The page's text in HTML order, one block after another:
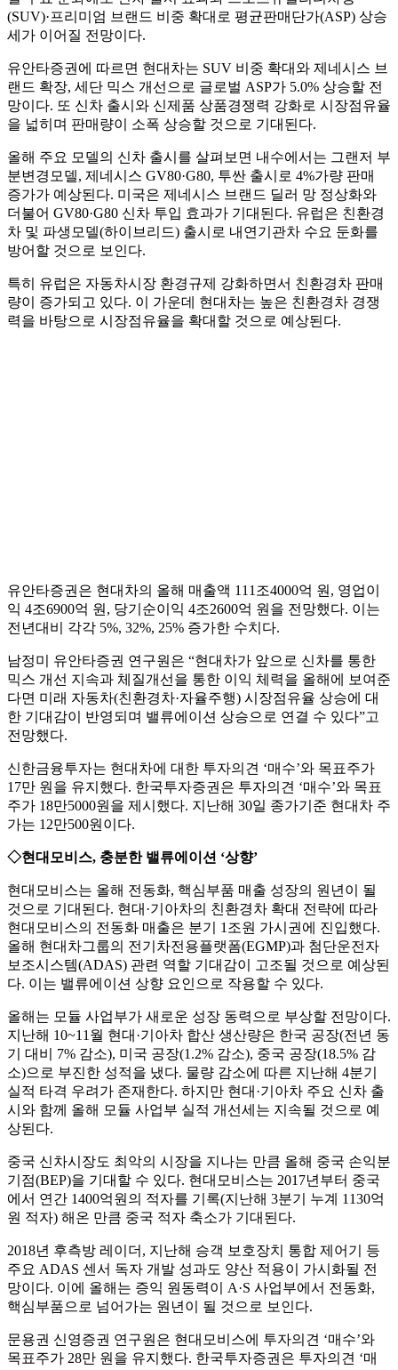
(SUV)·프리미엄 브랜드 비중 확대로 평균판매단가(ASP) 상승
세가 이어질 전망이다.
유안타증권에 따르면 현대차는 SUV 비중 확대와 제네시스 브
랜드 확장, 세단 믹스 개선으로 글로벌 ASP가 5.0% 상승할 전
망이다. 또 신차 출시와 신제품 상품경쟁력 강화로 시장점유율
을 넓히며 판매량이 소폭 상승할 것으로 기대된다.
올해 주요 모델의 신차 출시를 살펴보면 내수에서는 그랜저 부
분변경모델, 제네시스 GV80·G80, 투싼 출시로 4%가량 판매
증가가 예상된다. 미국은 제네시스 브랜드 딜러 망 정상화와
더불어 GV80·G80 신차 투입 효과가 기대된다. 유럽은 친환경
차 및 파생모델(하이브리드) 출시로 내연기관차 수요 둔화를
방어할 것으로 보인다.
특히 유럽은 자동차시장 환경규제 강화하면서 친환경차 판매
량이 증가되고 있다. 이 가운데 현대차는 높은 친환경차 경쟁
력을 바탕으로 시장점유율을 확대할 것으로 예상된다.
유안타증권은 현대차의 올해 매출액 111조4000억 원, 영업이
익 4조6900억 원, 당기순이익 4조2600억 원을 전망했다. 이는
전년대비 각각 5%, 32%, 25% 증가한 수치다.
남정미 유안타증권 연구원은 “현대차가 앞으로 신차를 통한
믹스 개선 지속과 체질개선을 통한 이익 체력을 올해에 보여준
다면 미래 자동차(친환경차·자율주행) 시장점유율 상승에 대
한 기대감이 반영되며 밸류에이션 상승으로 연결 수 있다”고
전망했다.
신한금융투자는 현대차에 대한 투자의견 ‘매수’와 목표주가
17만 원을 유지했다. 한국투자증권은 투자의견 ‘매수’와 목표
주가 18만5000원을 제시했다. 지난해 30일 종가기준 현대차 주
가는 12만500원이다.
◇현대모비스, 충분한 밸류에이션 ‘상향’
현대모비스는 올해 전동화, 핵심부품 매출 성장의 원년이 될
것으로 기대된다. 현대·기아차의 친환경차 확대 전략에 따라
현대모비스의 전동화 매출은 분기 1조원 가시권에 진입했다.
올해 현대차그룹의 전기차전용플랫폼(EGMP)과 첨단운전자
보조시스템(ADAS) 관련 역할 기대감이 고조될 것으로 예상된
다. 이는 밸류에이션 상향 요인으로 작용할 수 있다.
올해는 모듈 사업부가 새로운 성장 동력으로 부상할 전망이다.
지난해 10~11월 현대·기아차 합산 생산량은 한국 공장(전년 동
기 대비 7% 감소), 미국 공장(1.2% 감소), 중국 공장(18.5% 감
소)으로 부진한 성적을 냈다. 물량 감소에 따른 지난해 4분기
실적 타격 우려가 존재한다. 하지만 현대·기아차 주요 신차 출
시와 함께 올해 모듈 사업부 실적 개선세는 지속될 것으로 예
상된다.
중국 신차시장도 최악의 시장을 지나는 만큼 올해 중국 손익분
기점(BEP)을 기대할 수 있다. 현대모비스는 2017년부터 중국
에서 연간 1400억원의 적자를 기록(지난해 3분기 누계 1130억
원 적자) 해온 만큼 중국 적자 축소가 기대된다.
2018년 후측방 레이더, 지난해 승객 보호장치 통합 제어기 등
주요 ADAS 센서 독자 개발 성과도 양산 적용이 가시화될 전
망이다. 이에 올해는 증익 원동력이 A·S 사업부에서 전동화,
핵심부품으로 넘어가는 원년이 될 것으로 보인다.
문용권 신영증권 연구원은 현대모비스에 투자의견 ‘매수’와
목표주가 28만 원을 유지했다. 한국투자증권은 투자의견 ‘매